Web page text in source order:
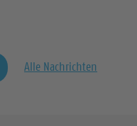
Alle Nachrichten